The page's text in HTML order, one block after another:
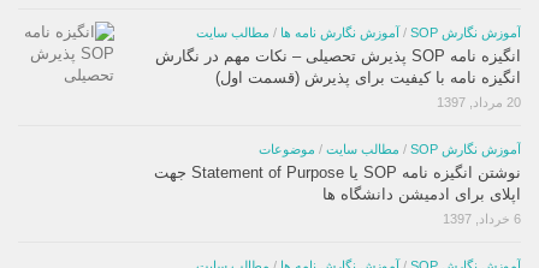
آموزش نگارش SOP / آموزش نگارش نامه ها / مطالب سایت
انگیزه نامه SOP پذیرش تحصیلی – نکات مهم در نگارش
انگیزه نامه با کیفیت برای پذیرش (قسمت اول)
20 مرداد, 1397
آموزش نگارش SOP / مطالب سایت / موضوعات
نوشتن انگیزه نامه SOP یا Statement of Purpose جهت
اپلای برای ادمیشن دانشگاه ها
6 خرداد, 1397